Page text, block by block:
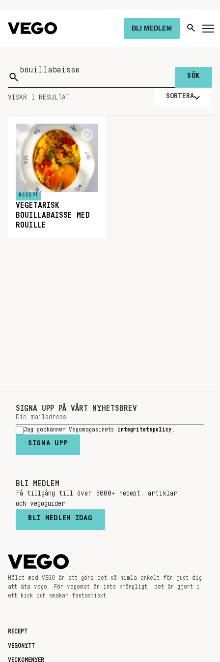
BLI MEDLEM
Sök
på:
VISAR 1 RESULTAT SORTERA
RECEPT
VEGETARISK
BOUILLABAISSE MED
ROUILLE
SIGNA UPP PÅ VÅRT NYHETSBREV
Jag godkänner Vegomagasinets integritetspolicy
SIGNA UPP
BLI MEDLEM
Få tillgång till över 5000+ recept, artiklar
och vegoguider!
BLI MEDLEM IDAG
Målet med VEGO är att göra det så himla enkelt för just dig
att äta vego. För vegomat är inte krångligt, det är gjort i
ett kick och smakar fantastiskt.
RECEPT
VEGONYTT
VECKOMENYER